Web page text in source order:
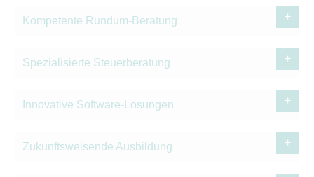
Kompetente Rundum-Beratung
Spezialisierte Steuerberatung
Innovative Software-Lösungen
Zukunftsweisende Ausbildung